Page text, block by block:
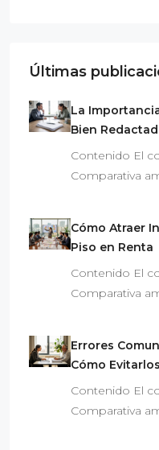
Últimas
La
Bien
Contenido El
Comparativa
Cómo Atraer
Piso en Renta
Contenido El
Comparativa
Errores
Cómo Evitarlos
Contenido El
Comparativa